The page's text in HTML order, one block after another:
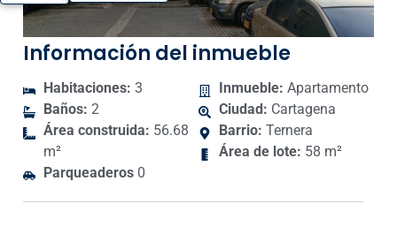
Información del inmueble
Habitaciones: 3
Baños: 2
Área construida: 56.68
m²
Parqueaderos 0
Inmueble: Apartamento
Ciudad: Cartagena
Barrio: Ternera
Área de lote: 58 m²